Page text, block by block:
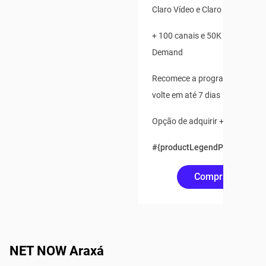
Claro Vídeo e Claro Música
+ 100 canais e 50K de
Demand
Recomece a programação ao
volte em até 7 dias
Opção de adquirir + 2 pontos
#{productLegendPrice(750)}
Comprar Online
NET NOW Araxá